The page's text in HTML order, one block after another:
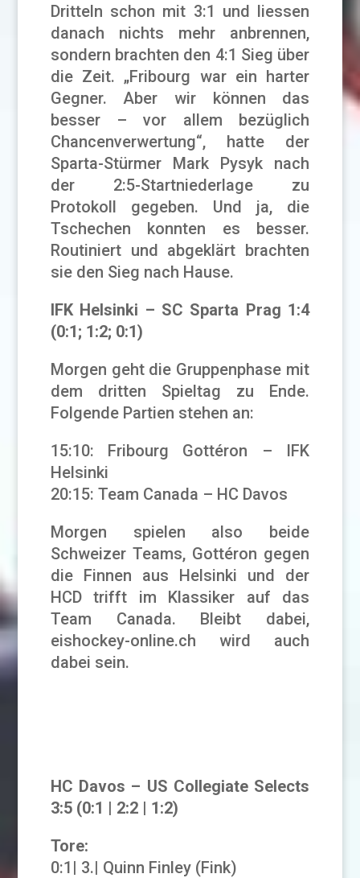
Dritteln schon mit 3:1 und liessen
danach nichts mehr anbrennen,
sondern brachten den 4:1 Sieg über
die Zeit. „Fribourg war ein harter
Gegner. Aber wir können das
besser – vor allem bezüglich
Chancenverwertung“, hatte der
Sparta-Stürmer Mark Pysyk nach
der 2:5-Startniederlage zu
Protokoll gegeben. Und ja, die
Tschechen konnten es besser.
Routiniert und abgeklärt brachten
sie den Sieg nach Hause.
IFK Helsinki – SC Sparta Prag 1:4
(0:1; 1:2; 0:1)
Morgen geht die Gruppenphase mit
dem dritten Spieltag zu Ende.
Folgende Partien stehen an:
15:10: Fribourg Gottéron – IFK
Helsinki
20:15: Team Canada – HC Davos
Morgen spielen also beide
Schweizer Teams, Gottéron gegen
die Finnen aus Helsinki und der
HCD trifft im Klassiker auf das
Team Canada. Bleibt dabei,
eishockey-online.ch wird auch
dabei sein.
HC Davos – US Collegiate Selects
3:5 (0:1 | 2:2 | 1:2)
Tore:
0:1| 3.| Quinn Finley (Fink)